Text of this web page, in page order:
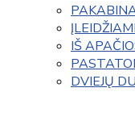
IŠ
DVIEJŲ